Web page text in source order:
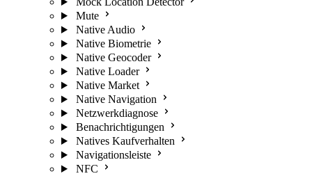
Mute
Native Audio
Native Biometrie
Native Geocoder
Native Loader
Native Market
Native Navigation
Netzwerkdiagnose
Benachrichtigungen
Natives Kaufverhalten
Navigationsleiste
NFC